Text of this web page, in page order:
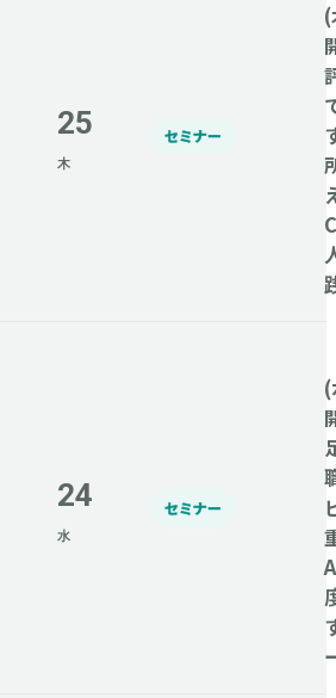
25
木
セミナー
24
水
セミナー